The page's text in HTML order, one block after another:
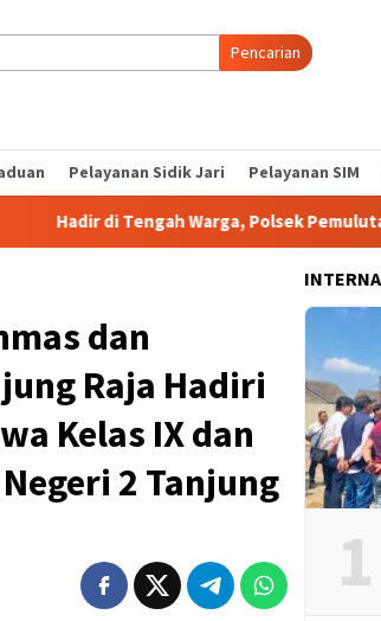
Pencarian
Pelayanan Sidik Jari Pelayanan SIM
Warga, Polsek Pemulutan Perkuat Patroli
dan
Raja Hadiri
Kelas IX dan
2 Tanjung
1